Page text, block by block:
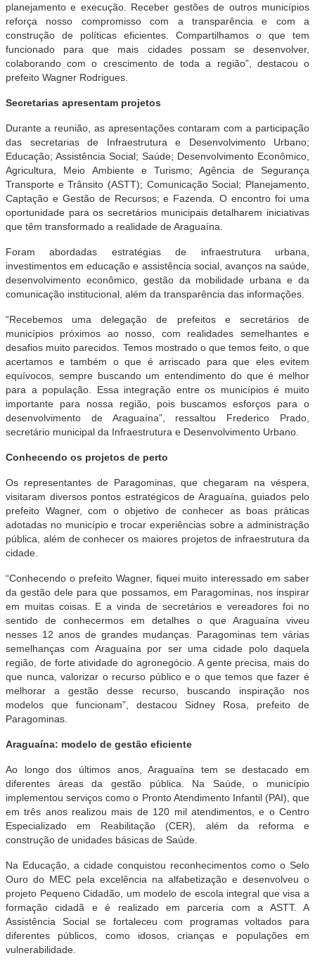
planejamento e execução. Receber gestões de outros municípios
reforça nosso compromisso com a transparência e com a
construção de políticas eficientes. Compartilhamos o que tem
funcionado para que mais cidades possam se desenvolver,
colaborando com o crescimento de toda a região”, destacou o
prefeito Wagner Rodrigues.
Secretarias apresentam projetos
Durante a reunião, as apresentações contaram com a participação
das secretarias de Infraestrutura e Desenvolvimento Urbano;
Educação; Assistência Social; Saúde; Desenvolvimento Econômico,
Agricultura, Meio Ambiente e Turismo; Agência de Segurança
Transporte e Trânsito (ASTT); Comunicação Social; Planejamento,
Captação e Gestão de Recursos; e Fazenda. O encontro foi uma
oportunidade para os secretários municipais detalharem iniciativas
que têm transformado a realidade de Araguaína.
Foram abordadas estratégias de infraestrutura urbana,
investimentos em educação e assistência social, avanços na saúde,
desenvolvimento econômico, gestão da mobilidade urbana e da
comunicação institucional, além da transparência das informações.
“Recebemos uma delegação de prefeitos e secretários de
municípios próximos ao nosso, com realidades semelhantes e
desafios muito parecidos. Temos mostrado o que temos feito, o que
acertamos e também o que é arriscado para que eles evitem
equívocos, sempre buscando um entendimento do que é melhor
para a população. Essa integração entre os municípios é muito
importante para nossa região, pois buscamos esforços para o
desenvolvimento de Araguaína”, ressaltou Frederico Prado,
secretário municipal da Infraestrutura e Desenvolvimento Urbano.
Conhecendo os projetos de perto
Os representantes de Paragominas, que chegaram na véspera,
visitaram diversos pontos estratégicos de Araguaína, guiados pelo
prefeito Wagner, com o objetivo de conhecer as boas práticas
adotadas no município e trocar experiências sobre a administração
pública, além de conhecer os maiores projetos de infraestrutura da
cidade.
“Conhecendo o prefeito Wagner, fiquei muito interessado em saber
da gestão dele para que possamos, em Paragominas, nos inspirar
em muitas coisas. E a vinda de secretários e vereadores foi no
sentido de conhecermos em detalhes o que Araguaína viveu
nesses 12 anos de grandes mudanças. Paragominas tem várias
semelhanças com Araguaína por ser uma cidade polo daquela
região, de forte atividade do agronegócio. A gente precisa, mais do
que nunca, valorizar o recurso público e o que temos que fazer é
melhorar a gestão desse recurso, buscando inspiração nos
modelos que funcionam”, destacou Sidney Rosa, prefeito de
Paragominas.
Araguaína: modelo de gestão eficiente
Ao longo dos últimos anos, Araguaína tem se destacado em
diferentes áreas da gestão pública. Na Saúde, o município
implementou serviços como o Pronto Atendimento Infantil (PAI), que
em três anos realizou mais de 120 mil atendimentos, e o Centro
Especializado em Reabilitação (CER), além da reforma e
construção de unidades básicas de Saúde.
Na Educação, a cidade conquistou reconhecimentos como o Selo
Ouro do MEC pela excelência na alfabetização e desenvolveu o
projeto Pequeno Cidadão, um modelo de escola integral que visa a
formação cidadã e é realizado em parceria com a ASTT. A
Assistência Social se fortaleceu com programas voltados para
diferentes públicos, como idosos, crianças e populações em
vulnerabilidade.